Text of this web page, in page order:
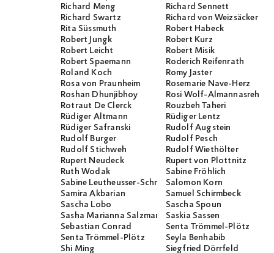
Richard Meng
Richard Sennett
Richard Swartz
Richard von Weizsäcker
Rita Süssmuth
Robert Habeck
Robert Jungk
Robert Kurz
Robert Leicht
Robert Misik
Robert Spaemann
Roderich Reifenrath
Roland Koch
Romy Jaster
Rosa von Praunheim
Rosemarie Nave-Herz
Roshan Dhunjibhoy
Rosi Wolf-Almannasreh
Rotraut De Clerck
Rouzbeh Taheri
Rüdiger Altmann
Rüdiger Lentz
Rüdiger Safranski
Rudolf Augstein
Rudolf Burger
Rudolf Pesch
Rudolf Stichweh
Rudolf Wiethölter
Rupert Neudeck
Rupert von Plottnitz
Ruth Wodak
Sabine Fröhlich
Sabine Leutheusser-Schnarrenberger
Salomon Korn
Samira Akbarian
Samuel Schirmbeck
Sascha Lobo
Sascha Spoun
Sasha Marianna Salzmann Saskia Sassen
Sebastian Conrad
Senta Trömmel-Plötz
Senta Trömmel-Plötz
Seyla Benhabib
Shi Ming
Siegfried Dörrfeld